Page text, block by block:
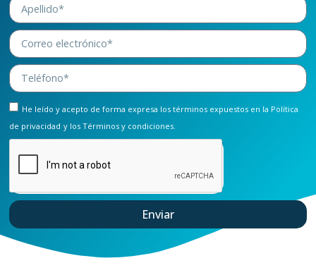
He leído y acepto de forma expresa los términos expuestos en la Política
de privacidad y losTérminos y condiciones.
Enviar